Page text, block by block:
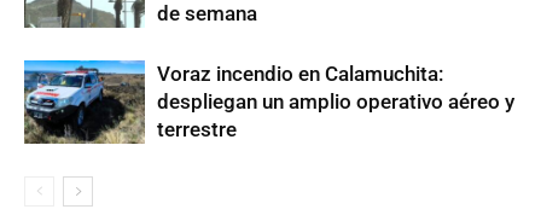
de semana
Voraz incendio en Calamuchita:
despliegan un amplio operativo aéreo y
terrestre